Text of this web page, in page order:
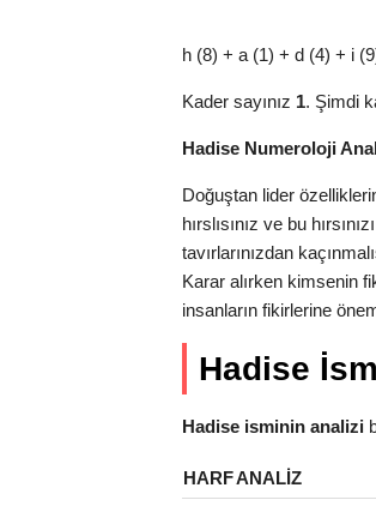
h (8) + a (1) + d (4) + i
Kader sayınız 1. Şimdi
Hadise Numeroloji
Doğuştan lider
hırslısınız ve bu
tavırlarınızdan
Karar alırken kimsenin
insanların fikirlerine
Hadise
Hadise isminin analizi
HARFANALIZ